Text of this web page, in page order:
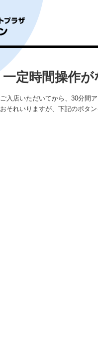
一定時間操作
ご入店いただいてから、30分間
おそれいりますが、下記のボタ